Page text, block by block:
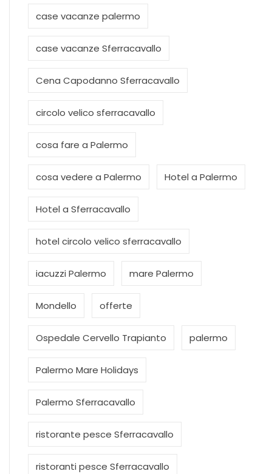
case vacanze palermo
case vacanze Sferracavallo
Cena Capodanno Sferracavallo
circolo velico sferracavallo
cosa fare a Palermo
cosa vedere a Palermo Hotel a Palermo
Hotel a Sferracavallo
hotel circolo velico sferracavallo
iacuzzi Palermo mare Palermo
Mondello offerte
Ospedale Cervello Trapianto palermo
Palermo Mare Holidays
Palermo Sferracavallo
ristorante pesce Sferracavallo
ristoranti pesce Sferracavallo